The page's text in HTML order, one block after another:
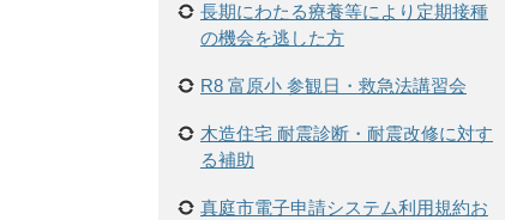
長期にわたる療養等により定期接種
の機会を逃した方
R8 富原小 参観日・救急法講習会
木造住宅 耐震診断・耐震改修に対す
る補助
真庭市電子申請システム利用規約お